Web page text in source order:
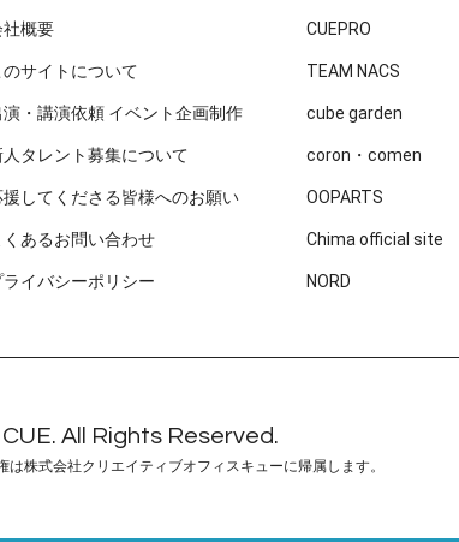
社概要
のサイトについて
演・講演依頼 イベント企画制作
人タレント募集について
援してくださる皆様へのお願い
くあるお問い合わせ
ライバシーポリシー
CUEPRO
TEAM NACS
cube garden
coron・comen
OOPARTS
Chima official site
NORD
All Rights Reserved.
株式会社クリエイティブオフィスキューに帰属します。